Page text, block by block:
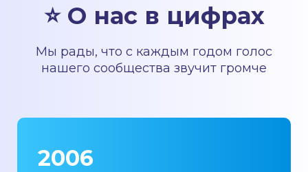
⭐ О нас в цифрах
Мы рады, что с каждым годом голос
нашего сообщества звучит громче
2006